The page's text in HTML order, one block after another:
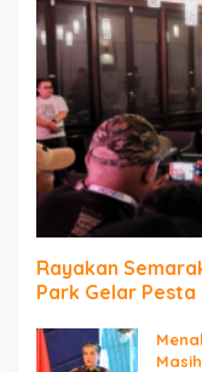
Rayakan
Park Gelar